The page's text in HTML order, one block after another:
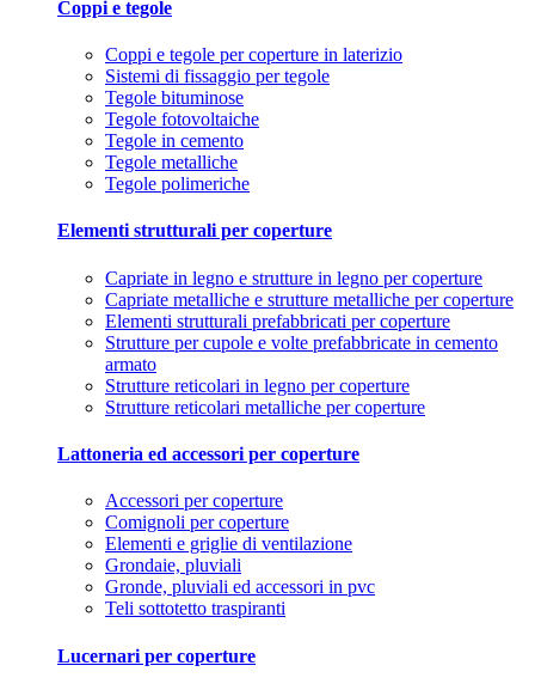
Coppi e tegole
Coppi e tegole per coperture in laterizio
Sistemi di fissaggio per tegole
Tegole bituminose
Tegole fotovoltaiche
Tegole in cemento
Tegole metalliche
Tegole polimeriche
Elementi strutturali per coperture
Capriate in legno e strutture in legno per coperture
Capriate metalliche e strutture metalliche per coperture
Elementi strutturali prefabbricati per coperture
Strutture per cupole e volte prefabbricate in cemento
armato
Strutture reticolari in legno per coperture
Strutture reticolari metalliche per coperture
Lattoneria ed accessori per coperture
Accessori per coperture
Comignoli per coperture
Elementi e griglie di ventilazione
Grondaie, pluviali
Gronde, pluviali ed accessori in pvc
Teli sottotetto traspiranti
Lucernari per coperture